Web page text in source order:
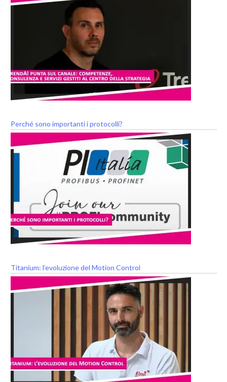
Perché sono importanti i protocolli?
Titanium: l’evoluzione del Motion Control